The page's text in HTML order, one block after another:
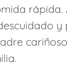
rápida.
y